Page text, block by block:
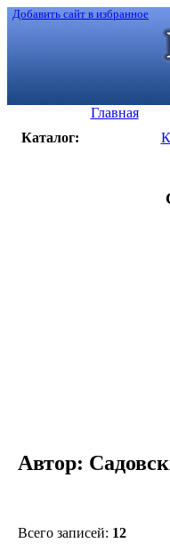
Добавить сайт в избранное
Главная
Каталог:
Автор:
Всего записей: 12